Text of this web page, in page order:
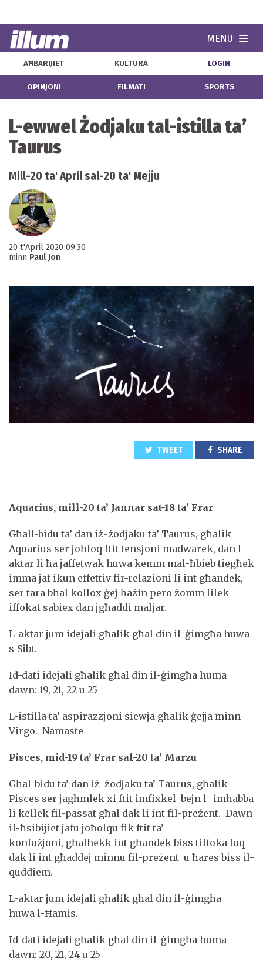
MENU
AĦBARIJIET KULTURA LOGIN
OPINJONI FILMATI SPORTS
L-ewwel Żodjaku tal-istilla ta’
Taurus
Mill-20 ta' April sal-20 ta' Mejju
20 t'April 2020 09:30
minn Paul Jon
TWEET SHARE
Aquarius, mill-20 ta’ Jannar sat-18 ta’ Frar
Għall-bidu ta’ dan iż-żodjaku ta’ Taurus, għalik
Aquarius ser joħloq ftit tensjoni madwarek, dan l-
aktar li ħa jaffetwak huwa kemm mal-ħbieb tiegħek
imma jaf ikun effettiv fir-relazioni li int għandek,
ser tara bħal kollox ġej ħażin pero żomm lilek
iffokat sabiex dan jgħaddi maljar.
L-aktar jum idejali għalik għal din il-ġimgħa huwa
s-Sibt.
Id-dati idejali għalik għal din il-ġimgħa huma
dawn: 19, 21, 22 u 25
L-istilla ta’ aspirazzjoni siewja għalik ġejja minn
Virgo. Namaste
Pisces, mid-19 ta’ Frar sal-20 ta’ Marzu
Għal-bidu ta’ dan iż-żodjaku ta’ Taurus, għalik
Pisces ser jagħmlek xi ftit imfixkel bejn l- imħabba
li kellek fil-passat għal dak li int fil-preżent. Dawn
il-ħsibijiet jafu joħolqu fik ftit ta’
konfużjoni, għalhekk int għandek biss tiffoka fuq
dak li int għaddej minnu fil-preżent u ħares biss il-
quddiem.
L-aktar jum idejali għalik għal din il-ġimgħa
huwa l-Ħamis.
Id-dati idejali għalik għal din il-ġimgħa huma
dawn: 20, 21, 24 u 25